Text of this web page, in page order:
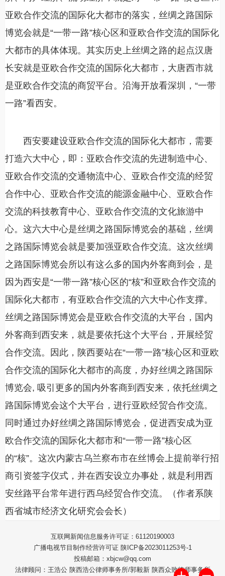
亚欧合作交流的国际化大都市的落实，丝绸之路国际
博览会就是“一带一路”核心区和亚欧合作交流的国际化
大都市的具体体现。其实历史上丝绸之路的起点汉唐
长安就是亚欧合作交流的国际化大都市，大唐西市就
是亚欧合作交流的商贸平台。沿海开放看深圳，“一带
一路”看西安。
西安要建设亚欧合作交流的国际化大都市，需要
打造六大中心，即：亚欧合作交流的先进制造中心、
亚欧合作交流的交通物流中心、亚欧合作交流的经贸
合作中心、亚欧合作交流的能源金融中心、亚欧合作
交流的科技教育中心、亚欧合作交流的文化旅游中
心。这六大中心是丝绸之路国际博览会的基础，丝绸
之路国际博览会就是要加强亚欧合作交流。这次丝绸
之路国际博览会所以有这么多的国内外客商到会，是
因为西安是“一带一路”核心区的“核”和亚欧合作交流的
国际化大都市，有亚欧合作交流的六大中心作支撑。
丝绸之路国际博览会是亚欧合作交流的大平台，国内
外客商到西安来，就是要依托这个大平台，开展经贸
合作交流。因此，陕西要站在“一带一路”核心区和亚欧
合作交流的国际化大都市的高度，办好丝绸之路国际
博览会, 吸引更多的国内外客商到西安来，依托丝绸之
路国际博览会这个大平台，进行亚欧经贸合作交流。
同时通过办好丝绸之路国际博览会，促进西安成为亚
欧合作交流的国际化大都市和“一带一路”核心区
的“核”。这次内蒙古乌兰察布市在丝博会上提前举行招
商引资签字仪式，并在西安设立办事处，就是利用西
安丝路平台常年进行西乌经贸合作交流。（作者系陕
西省城市经济文化研究会会长）
互联网新闻信息服务许可证：61120190003
广播电视节目制作经营许可证 陕ICP备2023011253号-1
投稿邮箱：xbjcw@qq.com
法律顾问：王浩公 陕西浩公律师事务所/郭毅新 陕西众致律师事务所